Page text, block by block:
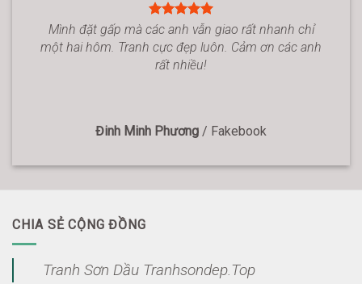
Mình đặt gấp mà các anh vẫn giao rất nhanh chỉ
một hai hôm. Tranh cực đẹp luôn. Cảm ơn các anh
rất nhiều!
Đinh Minh Phương / Fakebook
CHIA SẺ CỘNG ĐỒNG
Tranh Sơn Dầu Tranhsondep.Top